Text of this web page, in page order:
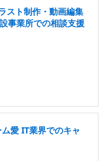
スト制作・動画編集
事業所での相談支援
愛 IT業界でのキャ